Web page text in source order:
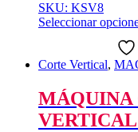
SKU: KSV8
Seleccionar
tiene
variantes.
Las
opciones
Corte Vertical,
MÁQUINA
VERTICAL